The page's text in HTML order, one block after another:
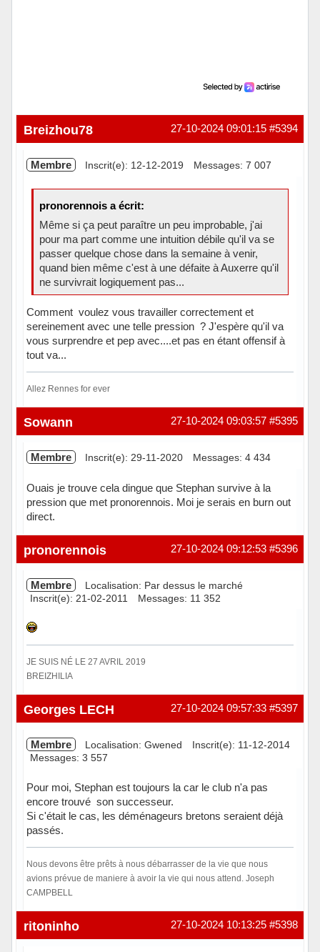
#5394
27-10-2024 09:01:15
Breizhou78
Membre Inscrit(e): 12-12-2019 Messages: 7 007
pronorennois a écrit:
Même si ça peut paraître un peu improbable, j'ai
pour ma part comme une intuition débile qu'il va se
passer quelque chose dans la semaine à venir,
quand bien même c'est à une défaite à Auxerre qu'il
ne survivrait logiquement pas...
Comment voulez vous travailler correctement et
sereinement avec une telle pression ? J'espère qu'il va
vous surprendre et pep avec....et pas en étant offensif à
tout va...
Allez Rennes for ever
Hors ligne #5395
27-10-2024 09:03:57
Sowann
Membre Inscrit(e): 29-11-2020 Messages: 4 434
Ouais je trouve cela dingue que Stephan survive à la
pression que met pronorennois. Moi je serais en burn out
direct.
Hors ligne #5396
27-10-2024 09:12:53
pronorennois
Membre
Localisation: Par dessus le marché
Inscrit(e): 21-02-2011
Messages: 11 352
JE SUIS NÉ LE 27 AVRIL 2019
BREIZHILIA
Hors ligne #5397
27-10-2024 09:57:33
Georges LECH
Membre Localisation: Gwened
Inscrit(e): 11-12-2014
Messages: 3 557
Pour moi, Stephan est toujours la car le club n'a pas
encore trouvé son successeur.
Si c'était le cas, les déménageurs bretons seraient déjà
passés.
Nous devons être prêts à nous débarrasser de la vie que nous
avions prévue de maniere à avoir la vie qui nous attend. Joseph
CAMPBELL
Hors ligne #5398
27-10-2024 10:13:25
ritoninho